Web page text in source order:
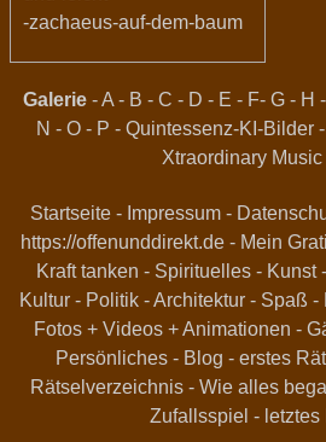
-zachaeus-auf-dem-baum
Galerie-A- B - C - D - E - F- G- H -I
N - O - P - Quintessenz-KI-Bilder -
Xtraordinary Music
Startseite- Impressum-
https://offenunddirekt.de - Mein
Kraft tanken - Spirituelles- Kunst-
Kultur- Politik-Architektur- Spaß -
Fotos + Videos + Animationen -
Persönliches - Blog - erstes
Rätselverzeichnis - Wie alles
Zufallsspiel - letztes